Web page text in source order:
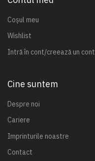
Coșul meu
Wishlist
Intră în cont/creează un cont
Cine suntem
Despre noi
Cariere
Imprinturile noastre
Contact